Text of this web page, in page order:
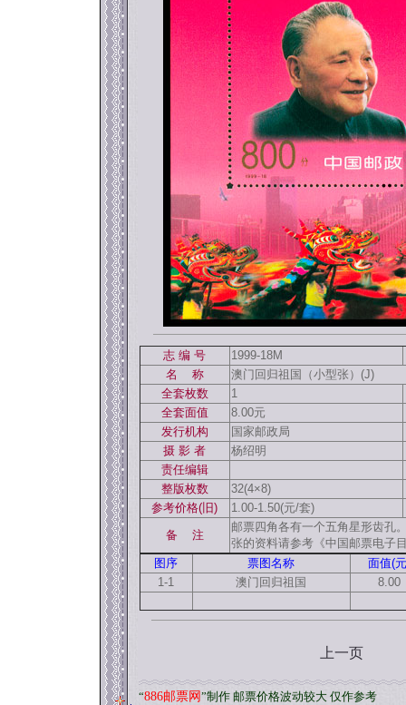
志 编 号
1999-18M
名 称
澳门回归祖国（小型张）(J)
全套枚数
1
全套面值
8.00元
发行机构
国家邮政局
摄 影 者
杨绍明
责任编辑
整版枚数
32(4×8)
参考价格(旧)
1.00-1.50(元/套)
备 注
邮票四角各有一个五角星形齿孔
张的资料请参考《中国邮票电子
图序
票图名称
面值(
1-1
澳门回归祖国 8.00
上一页
“886邮票网 ”制作 邮票价格波动较大 仅作参考